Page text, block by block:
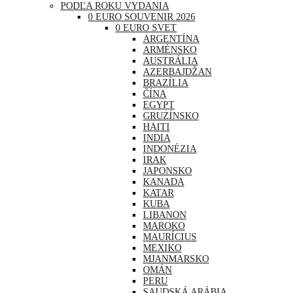
PODĽA ROKU VYDANIA
0 EURO SOUVENIR 2026
0 EURO SVET
ARGENTÍNA
ARMÉNSKO
AUSTRÁLIA
AZERBAJDŽAN
BRAZÍLIA
ČÍNA
EGYPT
GRUZÍNSKO
HAITI
INDIA
INDONÉZIA
IRAK
JAPONSKO
KANADA
KATAR
KUBA
LIBANON
MAROKO
MAURÍCIUS
MEXIKO
MJANMARSKO
OMÁN
PERU